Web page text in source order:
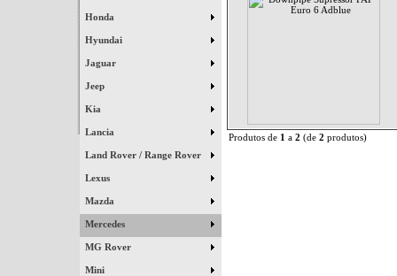
Honda
Hyundai
Jaguar
Jeep
Kia
Lancia
Land Rover / Range Rover
Lexus
Mazda
Mercedes
MG Rover
Mini
Produtos de 1 a 2 (de 2 produtos)